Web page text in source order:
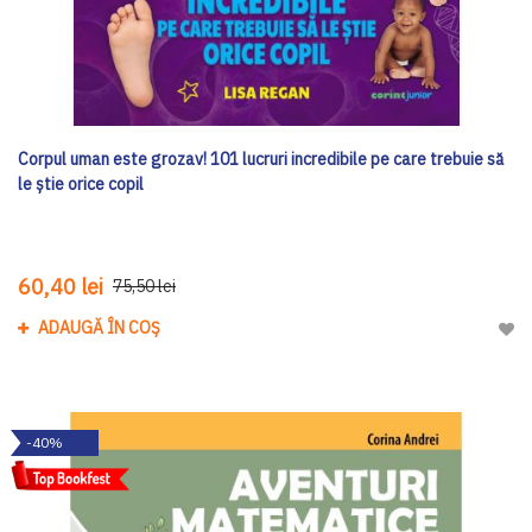
Corpul uman este grozav! 101 lucruri incredibile pe care trebuie să
le știe orice copil
60,40 lei 75,50 lei
ADAUGĂ ÎN COȘ
-40%